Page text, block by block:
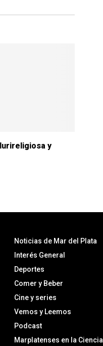
y
Noticias de Mar del Plata
Interés General
Deportes
Comer y Beber
Cine y series
Vemos y Leemos
Podcast
Marplatenses en la Ciencia